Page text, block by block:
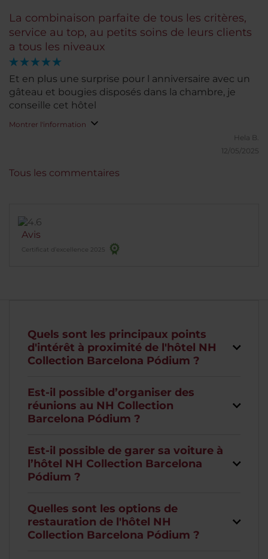
La combinaison parfaite de tous les critères,
service au top, au petits soins de leurs clients
a tous les niveaux
Et en plus une surprise pour l anniversaire avec un
gâteau et bougies disposés dans la chambre, je
conseille cet hôtel
Montrer l'information
Hela B.
12/05/2025
Avis
Certificat d’excellence 2025
Tous les commentaires
Quels sont les principaux points
d'intérêt à proximité de l'hôtel NH
Collection Barcelona Pódium ?
Est-il possible d’organiser des
réunions au NH Collection
Barcelona Pódium ?
Est-il possible de garer sa voiture à
l’hôtel NH Collection Barcelona
Pódium ?
Quelles sont les options de
restauration de l'hôtel NH
Collection Barcelona Pódium ?